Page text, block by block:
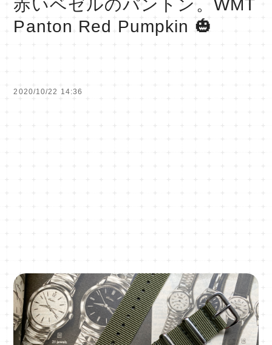
赤いベゼルのパントン。WMT
Panton Red Pumpkin 🎃
2020/10/22 14:36